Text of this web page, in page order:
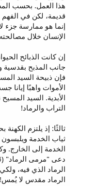
هذا العمل. بحسب
قديمة، لكن في
إنما هو ممارسة
الإنسان خلال
إن كانت الذبائح
جانب المذبح بقدسية
فإن ذبيحة السيد
الأموات واهبًا إيانا
الأبدية. السيد
التراب والرماد!
ثالثًا: إذ يلتزم
ثياب الخدمة
الخدمة إلى الخارج.
الرماد الذي فيه،
الرماد مقدس لا